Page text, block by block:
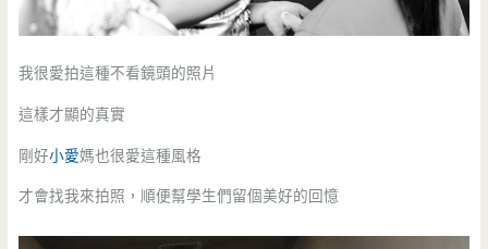
我很愛拍這種不看鏡頭的照片
這樣才顯的真實
剛好小愛媽也很愛這種風格
才會找我來拍照，順便幫學生們留個美好的回憶